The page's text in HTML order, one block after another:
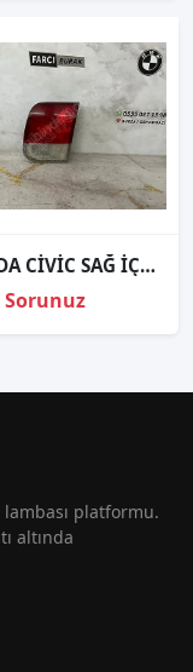
HONDA CİVİC SAĞ İÇ STOP ORJİNAL 96-98
Sorunuz
platformu.
altında